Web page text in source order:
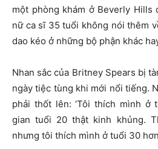
một phòng khám ở Beverly Hills
nữ ca sĩ 35 tuổi không nói thêm
dao kéo ở những bộ phận khác
Nhan sắc của Britney Spears bị
ngày tiệc tùng khi mới nổi tiếng.
phải thốt lên: ‘Tôi thích mình ở
gian tuổi 20 thật kinh khủng.
nhưng tôi thích mình ở tuổi 30